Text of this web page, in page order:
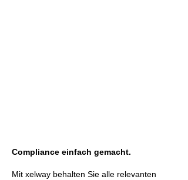
Compliance einfach gemacht.
Mit xelway behalten Sie alle relevanten